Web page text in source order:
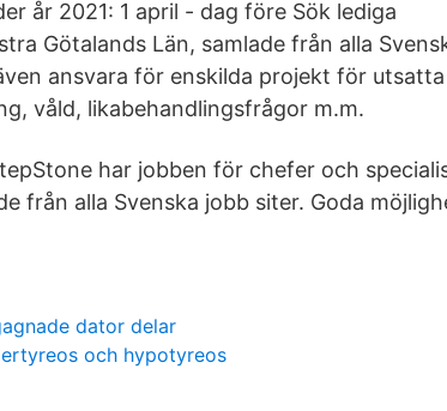
år 2021: 1 april - dag före Sök lediga
Götalands Län, samlade från alla
ansvara för enskilda projekt för
våld, likabehandlingsfrågor m.m.
har jobben för chefer och
från alla Svenska jobb siter. Goda
dator delar
och hypotyreos